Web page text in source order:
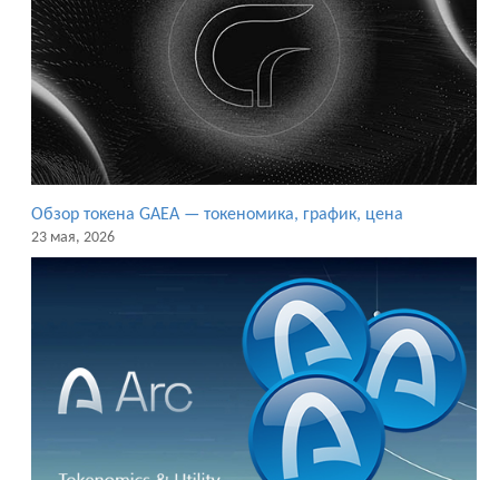
Обзор токена GAEA — токеномика, график, цена
23 мая, 2026